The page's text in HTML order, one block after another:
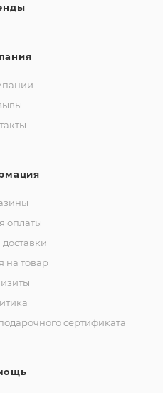
оплаты
на товар
сертификата